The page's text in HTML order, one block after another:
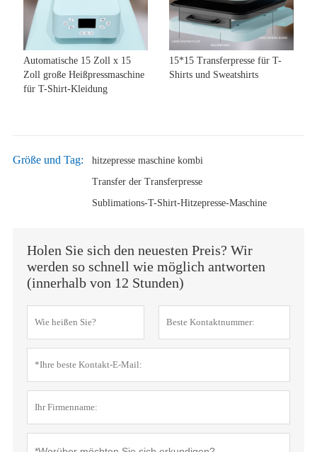
Automatische 15 Zoll x 15
Zoll große Heißpressmaschine
für T-Shirt-Kleidung
15*15 Transferpresse für T-
Shirts und Sweatshirts
Größe und Tag:
hitzepresse maschine kombi
Transfer der Transferpresse
Sublimations-T-Shirt-Hitzepresse-Maschine
Holen Sie sich den neuesten Preis? Wir
werden so schnell wie möglich antworten
(innerhalb von 12 Stunden)